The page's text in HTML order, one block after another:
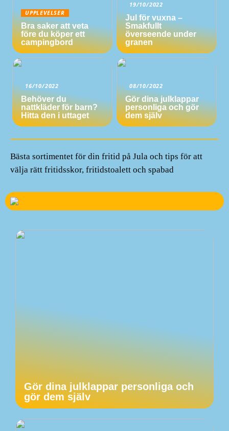
UPPLEVELSER
Bra saker att veta
före du köper ett
campingbord
19/10/2022
Jul för vuxna –
Smakfullt
överseende under
granen
16/10/2022
Behöver du
nattkläder för barn?
Hitta den i uttaget
08/10/2022
Gör dina julklappar
personliga och gör
dem själv
Bästa sortimentet för din fritid på Jula och tips för att
välja rätt fritidsskor, fritidstoalett och spabad
Gör dina julklappar personliga och
gör dem själv